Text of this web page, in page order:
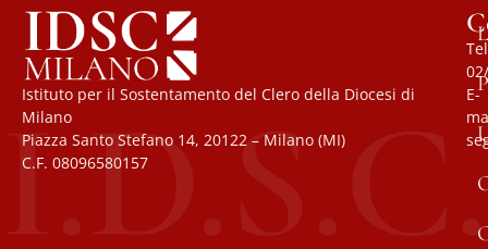
Istituto per il Sostentamento del Clero della Diocesi di
Milano
Piazza Santo Stefano 14, 20122 – Milano (MI)
C.F. 08096580157
E-